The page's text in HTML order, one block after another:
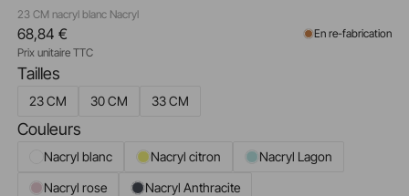
23 CM nacryl blanc Nacryl
Tailles
23 CM 30 CM 33 CM
Couleurs
Nacryl blanc Nacryl citron
Nacryl Lagon
Nacryl rose
Nacryl Anthracite
68,84 €
Prix unitaire TTC
En re-fabrication